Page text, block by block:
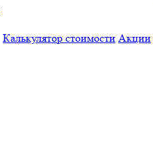
Калькулятор стоимости Акции